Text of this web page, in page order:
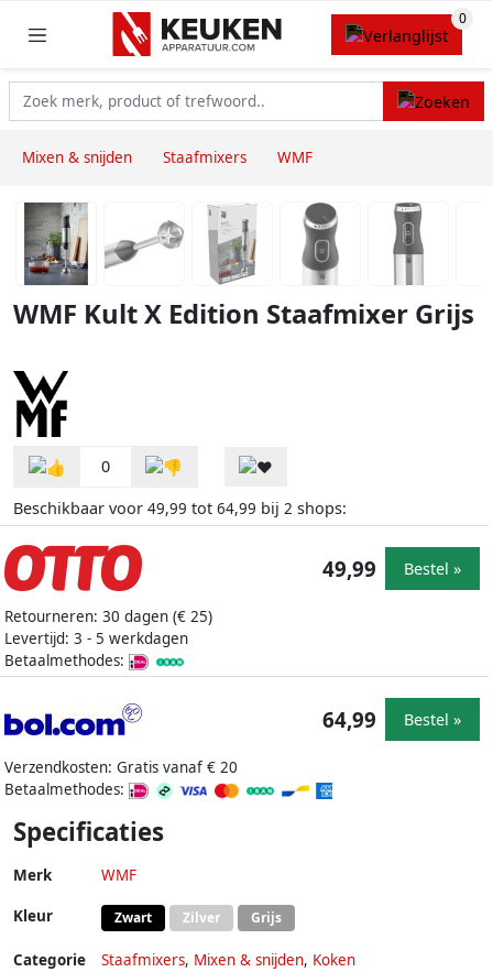
Mixen & snijden Staafmixers WMF
WMF Kult X Edition Staafmixer Grijs
0
Beschikbaar voor 49,99 tot 64,99 bij 2 shops:
Retourneren: 30 dagen (€ 25)
Levertijd: 3 - 5 werkdagen
Betaalmethodes:
49,99 Bestel »
Verzendkosten: Gratis vanaf € 20
Betaalmethodes:
64,99 Bestel »
Specificaties
Merk WMF
Kleur Zwart Zilver Grijs
Categorie Staafmixers, Mixen & snijden, Koken